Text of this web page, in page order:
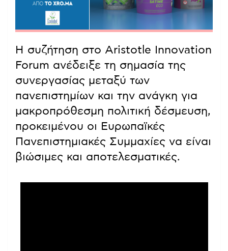
Η συζήτηση στο Aristotle Innovation
Forum ανέδειξε τη σημασία της
συνεργασίας μεταξύ των
πανεπιστημίων και την ανάγκη για
μακροπρόθεσμη πολιτική δέσμευση,
προκειμένου οι Ευρωπαϊκές
Πανεπιστημιακές Συμμαχίες να είναι
βιώσιμες και αποτελεσματικές.